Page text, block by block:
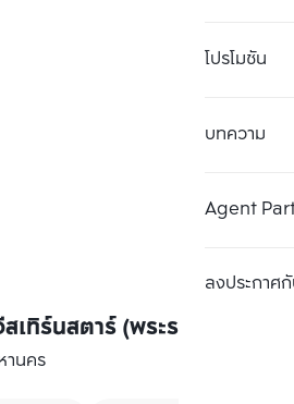
โปรโมชัน
บทความ
Agent
ลงประกาศกั
ทิร์นสตาร์ (พระราม3)
นคร
เทียบ